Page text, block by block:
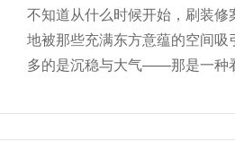
不知道从什么时候开始，刷装
地被那些充满东方意蕴的空间吸
多的是沉稳与大气——那是一种